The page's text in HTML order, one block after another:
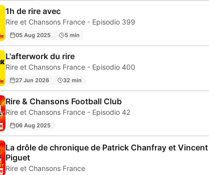
1h de rire avec
Rire et Chansons France - Episodio 399
05 Aug 2025 5 min
L'afterwork du rire
Rire et Chansons France - Episodio 400
27 Jun 2026 32 min
Rire & Chansons Football Club
Rire et Chansons France - Episodio 42
06 Aug 2025
La drôle de chronique de Patrick Chanfray et Vincent
Piguet
Rire et Chansons France